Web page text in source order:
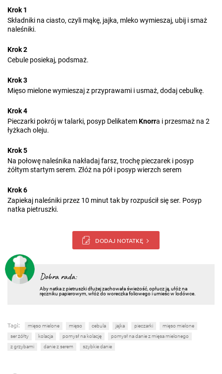
Krok 1
Składniki na ciasto, czyli mąkę, jajka, mleko wymieszaj, ubij i smaż
naleśniki.
Krok 2
Cebule posiekaj, podsmaż.
Krok 3
Mięso mielone wymieszaj z przyprawami i usmaż, dodaj cebulkę.
Krok 4
Pieczarki pokrój w talarki, posyp DelikatemKnorra i przesmaż na 2
łyżkach oleju.
Krok 5
Na połowę naleśnika nakładaj farsz, trochę pieczarek i posyp
żółtym startym serem. Złóż na pół i posyp wierzch serem
Krok 6
Zapiekaj naleśniki przez 10 minut tak by rozpuścił się ser. Posyp
natka pietruszki.
DODAJ NOTATKĘ
Dobra rada:
Aby natka z pietruszki dłużej zachowała świeżość, opłucz ją, ułóż na
ręczniku papierowym, włóż do woreczka foliowego i umieśc w lodówce.
Tagi: mięso mielone mięso cebula jajka pieczarki
mięso mielone
ser żółty
kolacja pomysł na kolację
pomysł na danie z mięsa mielonego
z grzybami
danie z serem szybkie danie